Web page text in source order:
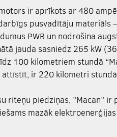
ir aprīkots ar 480
pusvadītāju materiāls
PWR un nodrošina
jauda sasniedz 265 kW
100 kilometriem stundā
attīstīt, ir 220 kilometri
riteņu piedziņas, "Macan"
mazāk